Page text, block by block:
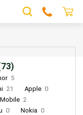
5
21 Apple 0
2
0 Nokia 0